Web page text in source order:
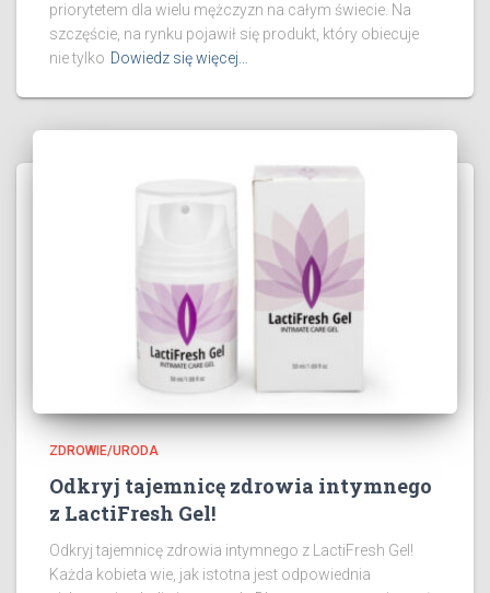
priorytetem dla wielu mężczyzn na całym świecie. Na
szczęście, na rynku pojawił się produkt, który obiecuje
nie tylko Dowiedz się więcej…
ZDROWIE/URODA
Odkryj tajemnicę zdrowia intymnego
z LactiFresh Gel!
Odkryj tajemnicę zdrowia intymnego z LactiFresh Gel!
Każda kobieta wie, jak istotna jest odpowiednia